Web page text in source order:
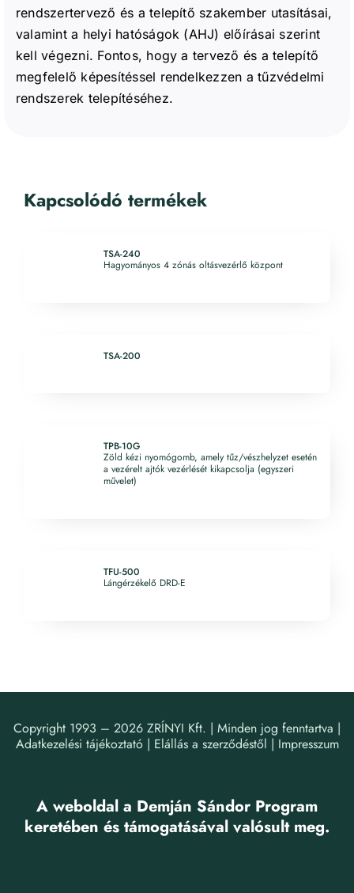
rendszertervező és a telepítő szakember utasításai,
valamint a helyi hatóságok (AHJ) előírásai szerint
kell végezni. Fontos, hogy a tervező és a telepítő
megfelelő képesítéssel rendelkezzen a tűzvédelmi
rendszerek telepítéséhez.
Kapcsolódó termékek
TSA-240
Hagyományos 4 zónás oltásvezérlő központ
TSA-200
TPB-10G
Zöld kézi nyomógomb, amely tűz/vészhelyzet esetén
a vezérelt ajtók vezérlését kikapcsolja (egyszeri
művelet)
TFU-500
Lángérzékelő DRD-E
Copyright 1993 – 2026 ZRÍNYI Kft. | Minden jog fenntartva |
Adatkezelési tájékoztató| Elállás a szerződéstől | Impresszum
A weboldal a Demján Sándor Program
keretében és támogatásával valósult meg.